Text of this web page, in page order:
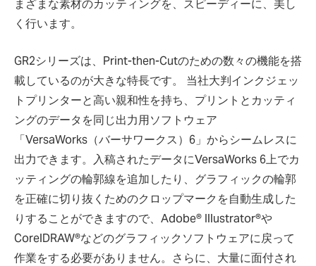
まざまな素材のカッティングを、スピーディーに、美し
く行います。
GR2シリーズは、Print-then-Cutのための数々の機能を搭
載しているのが大きな特長です。 当社大判インクジェッ
トプリンターと高い親和性を持ち、プリントとカッティ
ングのデータを同じ出力用ソフトウェア
「VersaWorks（バーサワークス）6」からシームレスに
出力できます。入稿されたデータにVersaWorks 6上でカ
ッティングの輪郭線を追加したり、グラフィックの輪郭
を正確に切り抜くためのクロップマークを自動生成した
りすることができますので、Adobe® Illustrator®や
CorelDRAW®などのグラフィックソフトウェアに戻って
作業をする必要がありません。さらに、大量に面付され